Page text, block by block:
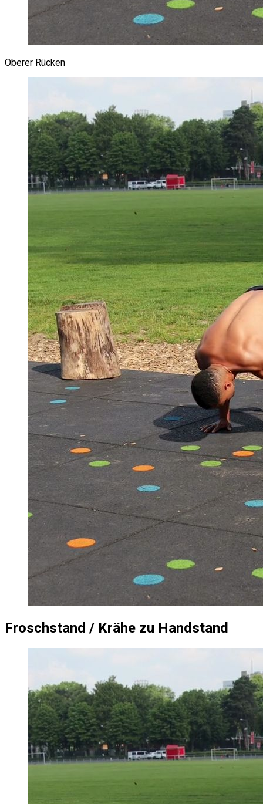
Oberer Rücken
Froschstand / Krähe zu Handstand